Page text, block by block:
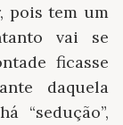
pois tem um
vai se
ficasse
daquela
“sedução”,